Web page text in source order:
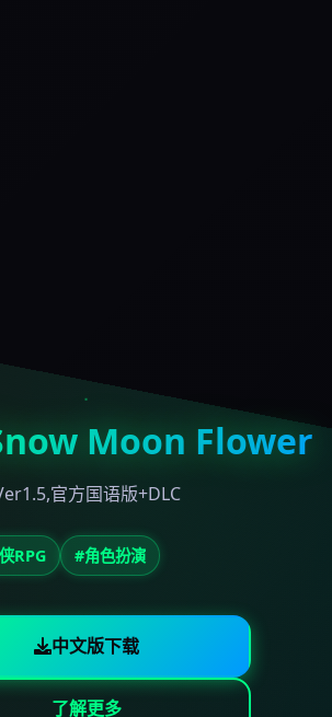
Moon Flower
官方国语版+DLC
RPG #角色扮演
中文版下载
了解更多